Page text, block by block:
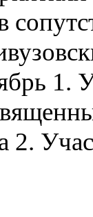
1.
2.